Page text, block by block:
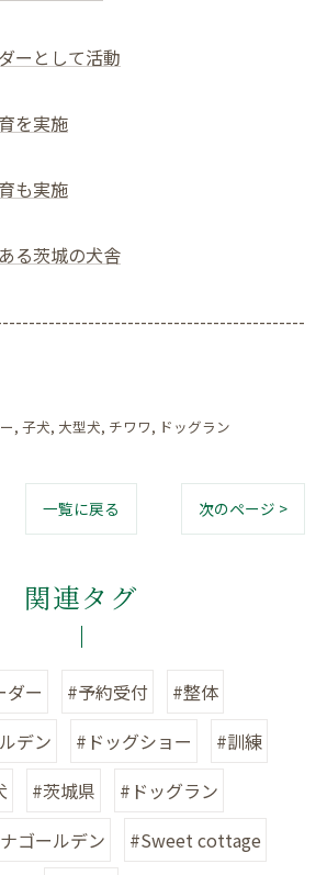
ーとして活動
を実施
も実施
る茨城の犬舎
子犬 大型犬 チワワ ドッグラン
一覧に戻る 次のページ >
関連タグ
ダー #予約受付
#整体
デン
#ドッグショー
#訓練
#茨城県
#ドッグラン
ゴールデン
#Sweet cottage